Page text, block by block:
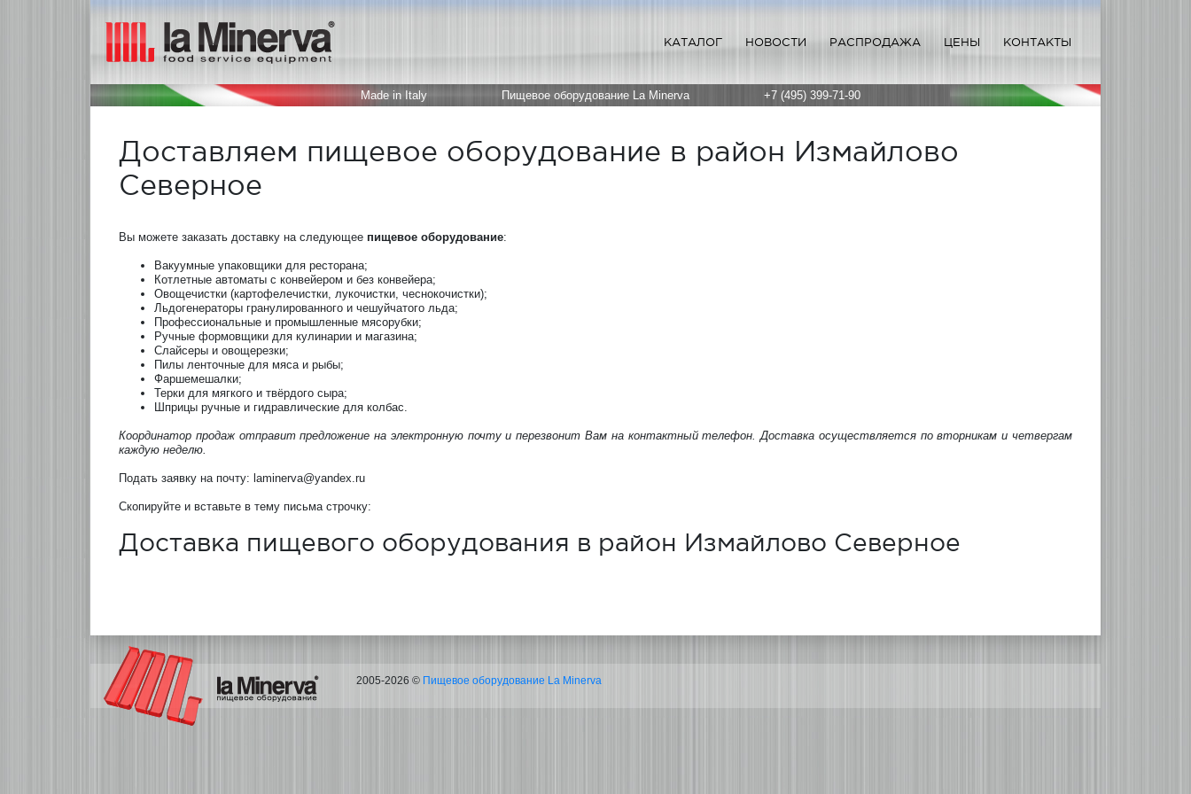
КАТАЛОГ НОВОСТИ РАСПРОДАЖА ЦЕНЫ КОНТАКТЫ
Made in Italy Пищевое оборудование La Minerva +7 (495) 399-71-90
Доставляем пищевое оборудование в район Измайлово
Северное
Вы можете заказать доставку на следующее пищевое оборудование:
Вакуумные упаковщики для ресторана;
Котлетные автоматы с конвейером и без конвейера;
Овощечистки (картофелечистки, лукочистки, чеснокочистки);
Льдогенераторы гранулированного и чешуйчатого льда;
Профессиональные и промышленные мясорубки;
Ручные формовщики для кулинарии и магазина;
Слайсеры и овощерезки;
Пилы ленточные для мяса и рыбы;
Фаршемешалки;
Терки для мягкого и твёрдого сыра;
Шприцы ручные и гидравлические для колбас.
Координатор продаж отправит предложение на электронную почту и перезвонит Вам на контактный телефон. Доставка осуществляется по вторникам и четвергам
каждую неделю.
Подать заявку на почту: laminerva@yandex.ru
Скопируйте и вставьте в тему письма строчку:
Доставка пищевого оборудования в район Измайлово Северное
2005-2026 © Пищевое оборудование La Minerva